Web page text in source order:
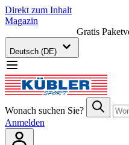
Direkt zum Inhalt
Magazin
Gratis
Deutsch (DE)
Wonach suchen Sie?
Anmelden